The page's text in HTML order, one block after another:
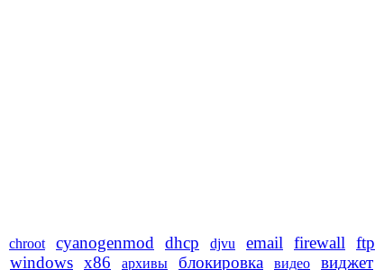
chroot cyanogenmod dhcp djvu email firewall ftp
windows x86 архивы блокировка видео виджет